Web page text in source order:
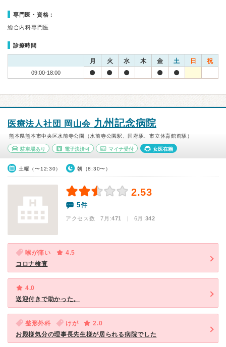
専門医・資格：
総合内科専門医
診療時間
月 火 水 木 金 土 日 祝
09:00-18:00
医療法人社団 岡山会 九州記念病院
熊本県熊本市中央区水前寺公園（水前寺公園駅、国府駅、市立体育館前駅）
駐車場あり 電子決済可 マイナ受付 女医在籍
土曜（〜12:30） 朝（8:30〜）
2.53
5件
アクセス数 7月:471 | 6月:342
喉が痛い
4.5
コロナ検査
4.0
送迎付きで助かった。
整形外科 けが
2.0
お殿様気分の理事長先生様が居られる病院でした